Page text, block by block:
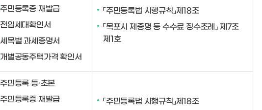
주민등록증 재발급
전입세대확인서
세목별 과세증명서
개별공동주택가격 확인서
「주민등록법 시행규칙」제18조
「목포시 제증명 등 수수료 징수조례」 제7조
제1호
주민등록 등·초본
주민등록증 재발급 「주민등록법 시행규칙」제18조